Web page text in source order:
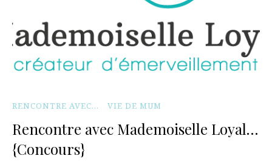
RENCONTRE AVEC... VIE DE MUM
Rencontre avec Mademoiselle Loyal…
{Concours}